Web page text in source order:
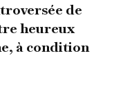
de
heureux
à condition